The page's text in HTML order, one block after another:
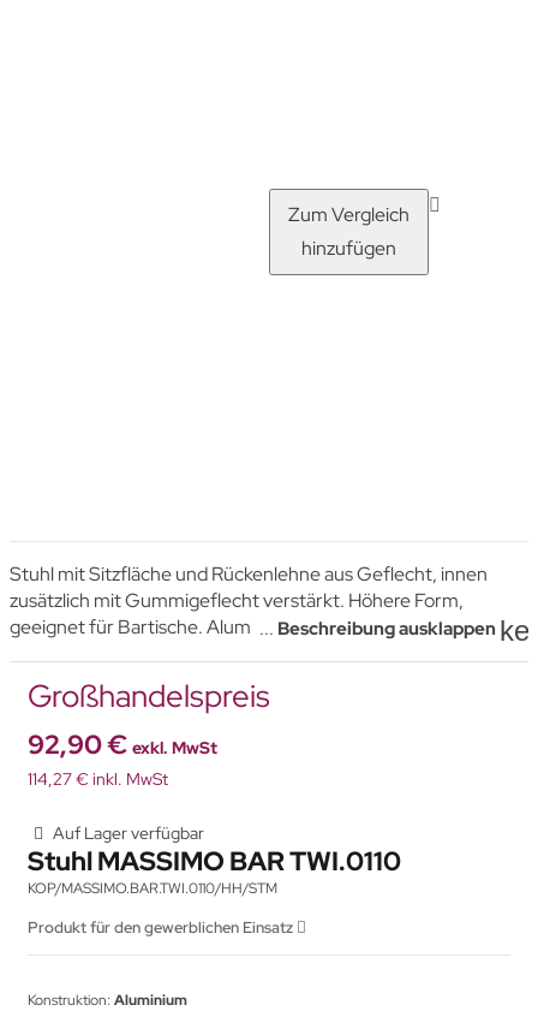
Zum Vergleich
hinzufügen
Stuhl mit Sitzfläche und Rückenlehne aus Geflecht, innen
zusätzlich mit Gummigeflecht verstärkt. Höhere Form,
geeignet für Bartische. Aluminiumrahmen mit einer
in Hellgrau.
... Beschreibung ausklappen
Großhandelspreis
92,90 € exkl. MwSt
114,27 € inkl. MwSt
Auf Lager verfügbar
Stuhl MASSIMO BAR TWI.0110
KOP/MASSIMO.BAR.TWI.0110/HH/STM
Produkt für den gewerblichen Einsatz
Konstruktion: Aluminium